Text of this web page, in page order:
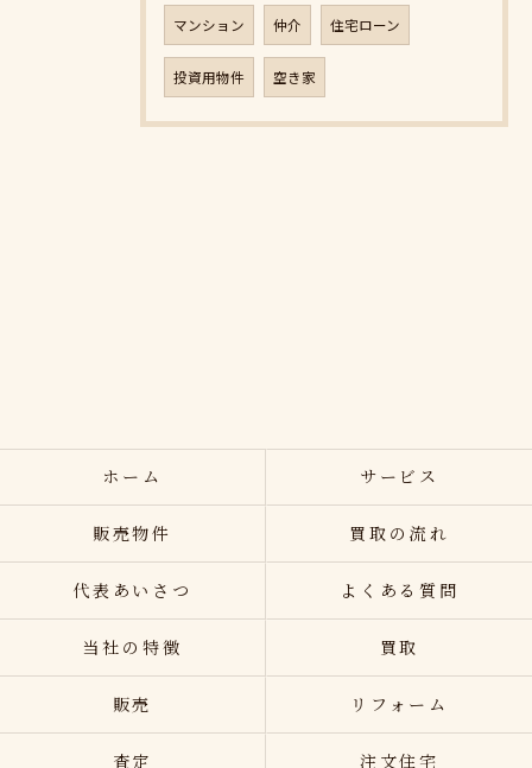
マンション 仲介 住宅ローン
投資用物件 空き家
ホーム サービス
販売物件 買取の流れ
代表あいさつ よくある質問
当社の特徴 買取
販売 リフォーム
査定 注文住宅